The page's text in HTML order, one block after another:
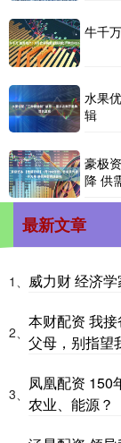
牛千
水果
辑
豪极
降 供
最新文章
1、 威力财 经济
2、
本财配资 我
父母，别指望
3、
凤凰配资 150
农业、能源？